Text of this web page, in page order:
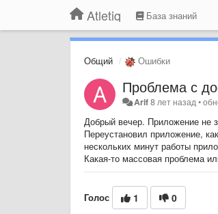
Atletiq База знаний
Общий Ошибки
Проблема с
Arif8 лет назад •
Добрый вечер. Приложение не
Переустановил приложение,
нескольких минут работы
Какая-то массовая проблема
Голос 1 0